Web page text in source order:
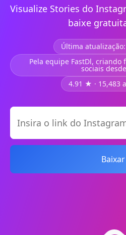
Visualize Stories do
baixe
Última
Pela equipe FastDl, criando
sociais
4.91 ★ · 15,483
Baixar